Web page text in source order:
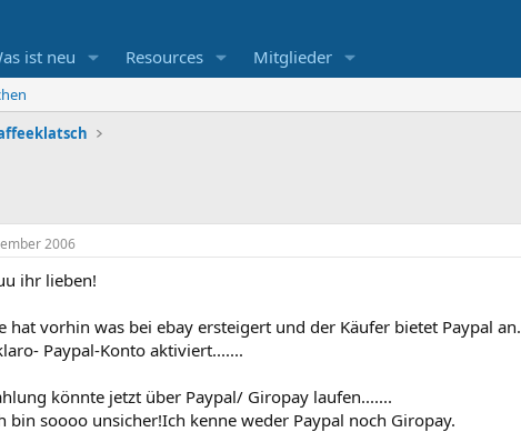
ist neu Resources Mitglieder
2006
ihr lieben!
hat vorhin was bei ebay ersteigert und der Käufer bietet Paypal an.
Paypal-Konto aktiviert.......
könnte jetzt über Paypal/ Giropay laufen.......
bin soooo unsicher!Ich kenne weder Paypal noch Giropay.